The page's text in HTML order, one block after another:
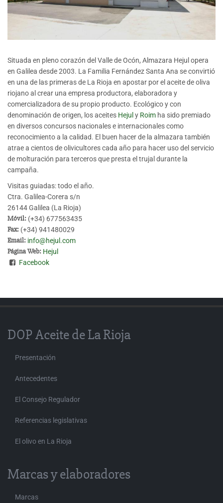
Situada en pleno corazón del Valle de Ocón, Almazara Hejul opera
en Galilea desde 2003. La Familia Fernández Santa Ana se convirtió
en una de las primeras de La Rioja en apostar por el aceite de oliva
riojano al crear una empresa productora, elaboradora y
comercializadora de su propio producto. Ecológico y con
denominación de origen, los aceites Hejul y Roim ha sido premiado
en diversos concursos nacionales e internacionales como
reconocimiento a la calidad. El buen hacer de la almazara también
atrae a cientos de olivicultores cada año para hacer uso del servicio
de molturación para terceros que presta el trujal durante la
campaña.
Visitas guiadas: todo el año.
Ctra. Galilea-Corera s/n
26144 Galilea (La Rioja)
Móvil: (+34) 677563435
Fax: (+34) 941480029
Email: info@hejul.com
Página Web: Hejul
Facebook
DOP Aceite de La Rioja
Presentación
Antecedentes
El Consejo Regulador
Referencias legislativas
El olivo en La Rioja
Marcas y elaboradores
Marcas